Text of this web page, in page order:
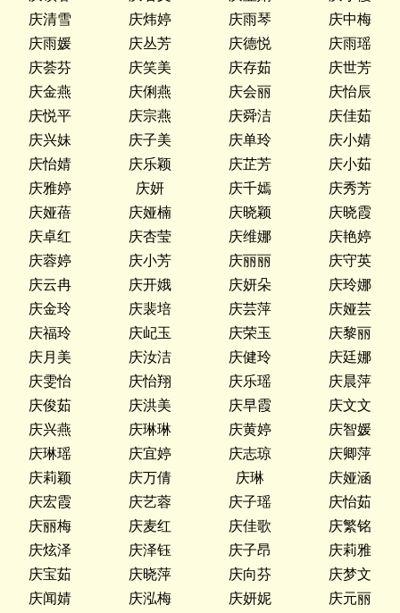
庆清雪
庆炜婷 庆雨琴
庆中梅
庆雨媛
庆丛芳 庆德悦
庆雨瑶
庆荟芬
庆笑美 庆存茹
庆世芳
庆金燕
庆俐燕 庆会丽
庆怡辰
庆悦平
庆宗燕 庆舜洁
庆佳茹
庆兴妹
庆子美 庆单玲
庆小婧
庆怡婧
庆乐颖 庆芷芳
庆小茹
庆雅婷
庆妍 庆千嫣
庆秀芳
庆娅蓓
庆娅楠 庆晓颖
庆晓霞
庆卓红
庆杏莹 庆维娜
庆艳婷
庆蓉婷
庆小芳 庆丽丽
庆守英
庆云冉
庆开娥 庆妍朵
庆玲娜
庆金玲
庆裴培 庆芸萍
庆娅芸
庆福玲
庆屺玉 庆荣玉
庆黎丽
庆月美
庆汝洁 庆健玲
庆廷娜
庆雯怡
庆怡翔 庆乐瑶
庆晨萍
庆俊茹
庆洪美 庆早霞
庆文文
庆兴燕
庆琳琳 庆黄婷
庆智媛
庆琳瑶
庆宜婷 庆志琼
庆卿萍
庆莉颖
庆万倩 庆琳
庆娅涵
庆宏霞
庆艺蓉 庆子瑶
庆怡茹
庆丽梅
庆麦红 庆佳歌
庆繁铭
庆炫泽
庆泽钰 庆子昂
庆莉雅
庆宝茹
庆晓萍 庆向芬
庆梦文
庆闻婧
庆泓梅 庆妍妮
庆元丽